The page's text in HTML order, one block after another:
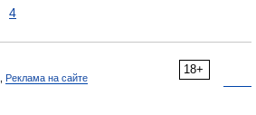
4
18+
Реклама на сайте